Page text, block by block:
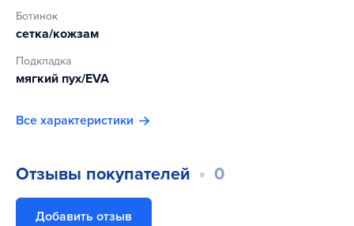
Ботинок
сетка/кожзам
Подкладка
мягкий пух/EVA
Все характеристики
Отзывы покупателей 0
Добавить отзыв